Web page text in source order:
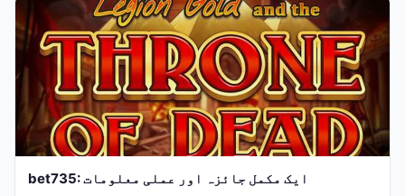
bet735: ایک مکمل جائزہ اور عملی معلومات